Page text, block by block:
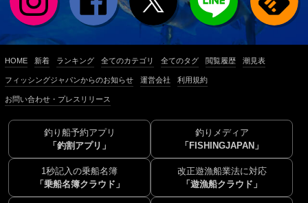
HOME 新着 ランキング 全てのカテゴリ 全てのタグ 閲覧履歴 潮見表
フィッシングジャパンからのお知らせ 運営会社 利用規約
お問い合わせ・プレスリリース
釣り船予約アプリ
「釣割アプリ」
釣りメディア
「FISHINGJAPAN」
1秒記入の乗船名簿
「乗船名簿クラウド」
改正遊漁船業法に対応
「遊漁船クラウド」